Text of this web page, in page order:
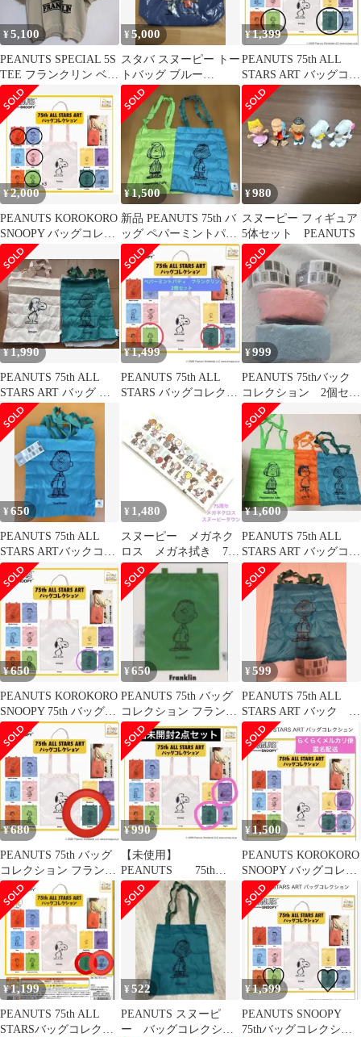
¥5,100
PEANUTS SPECIAL 5S
TEE フランクリン ベー
ジュ L
¥5,000
スタバ スヌーピー トー
トバッグ ブルー
PEANUTS Franklin
¥1,399
PEANUTS 75th ALL
STARS ART バッグコレ
クション
¥2,000
PEANUTS KOROKORO
SNOOPY バッグコレク
ションガチャセット
¥1,500
新品 PEANUTS 75th バ
ッグ ペパーミントパテ
ィ フランクリン
¥980
スヌーピー フィギュア
5体セット PEANUTS
¥1,990
PEANUTS 75th ALL
STARS ART バッグ ス
ヌーピー
¥1,499
PEANUTS 75th ALL
STARS バッグコレクシ
¥999
PEANUTS 75thバック
コレクション 2個セッ
ト
¥650
PEANUTS 75th ALL
STARS ARTバックコレ
クション
¥ 1,480
スヌーピー メガネク
ロス メガネ拭き 75
周年記念品 ピーナッ
ツ
¥1,600
PEANUTS 75th ALL
STARS ART バッグコレ
クション
¥650
PEANUTS KOROKORO
SNOOPY 75th バッグコ
レクション
¥650
PEANUTS 75th バッグ
コレクション フランク
リン
¥599
PEANUTS 75th ALL
STARS ART バック
ガチャ
¥680
PEANUTS 75th バッグ
コレクション フランク
リン
¥990
【未使用】
PEANUTS 75th
ALLSTARSART バッ
グコレクション
¥1,500
PEANUTS KOROKORO
SNOOPY バッグコレク
ション 3点セット
¥1,199
PEANUTS 75th ALL
STARSバッグコレクシ
¥522
PEANUTS スヌーピ
ー バッグコレクショ
¥1,599
PEANUTS SNOOPY
75thバッグコレクショ